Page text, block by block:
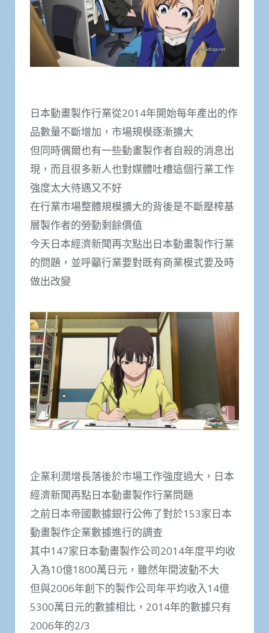
日本動畫製作行業從2014年開始每年產出的作
品數量不斷增加，市場規模逐漸擴大
但同時偶爾也有一些動畫製作者自殺的消息出
現，而且很多新人也對媒體吐槽這個行業工作
強度太大待遇又不好
在行業市場整體規模擴大的背後是不斷壓榨基
層製作者的勞動剩餘價值
今天日本經濟新聞再次點出日本動畫製作行業
的問題，並呼籲行業要對既有商業模式要及時
做出改變
企業利潤增長落後於市場工作強度過大，日本
經濟新聞再點日本動畫製作行業問題
之前日本帝國數據銀行公佈了對於153家日本
動​​畫製作企業數據進行的調查
其中147家日本動​​畫製作公司2014年度平均收
入為10億1800萬日元，雖然年間波動不大
但與2006年創下的製作公司年平均收入14億
5300萬日元的數據相比，2014年的數據只有
2006年的2/3